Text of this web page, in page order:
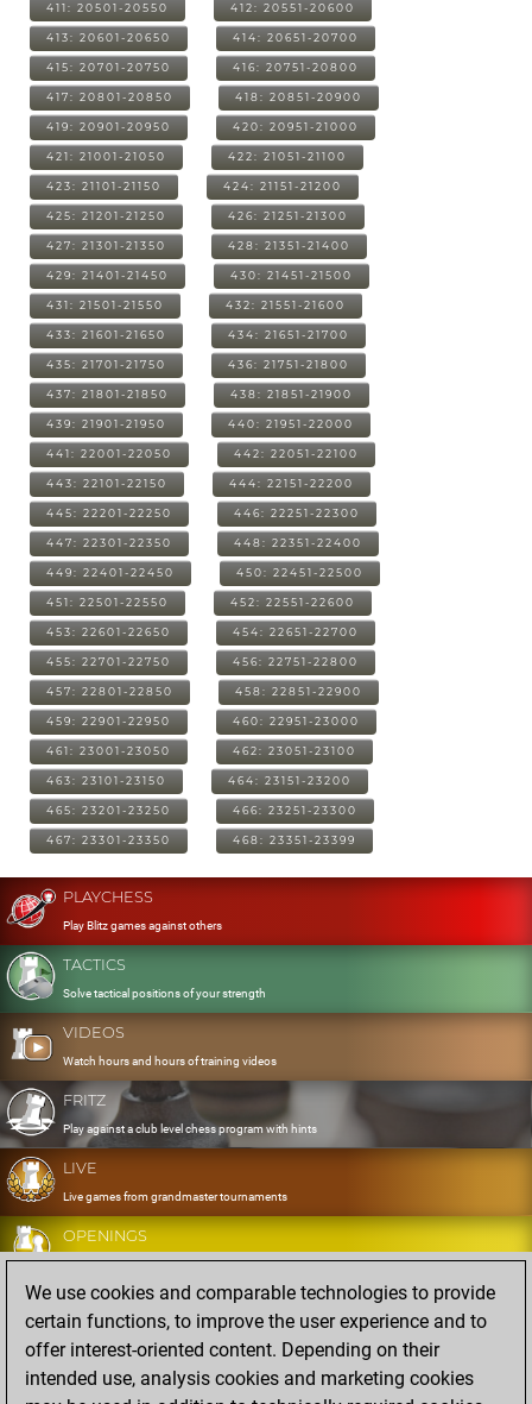
411: 20501-20550 412: 20551-20600
413: 20601-20650 414: 20651-20700
415: 20701-20750 416: 20751-20800
417: 20801-20850 418: 20851-20900
419: 20901-20950 420: 20951-21000
421: 21001-21050 422: 21051-21100
423: 21101-21150 424: 21151-21200
425: 21201-21250 426: 21251-21300
427: 21301-21350 428: 21351-21400
429: 21401-21450 430: 21451-21500
431: 21501-21550 432: 21551-21600
433: 21601-21650 434: 21651-21700
435: 21701-21750 436: 21751-21800
437: 21801-21850 438: 21851-21900
439: 21901-21950 440: 21951-22000
441: 22001-22050 442: 22051-22100
443: 22101-22150 444: 22151-22200
445: 22201-22250 446: 22251-22300
447: 22301-22350 448: 22351-22400
449: 22401-22450 450: 22451-22500
451: 22501-22550 452: 22551-22600
453: 22601-22650 454: 22651-22700
455: 22701-22750 456: 22751-22800
457: 22801-22850 458: 22851-22900
459: 22901-22950 460: 22951-23000
461: 23001-23050 462: 23051-23100
463: 23101-23150 464: 23151-23200
465: 23201-23250 466: 23251-23300
467: 23301-23350 468: 23351-23399
PLAYCHESS
Play Blitz games against others
TACTICS
Solve tactical positions of your strength
VIDEOS
Watch hours and hours of training videos
FRITZ
Play against a club level chess program with hints
LIVE
Live games from grandmaster tournaments
OPENINGS
Develop and exercise your openings
DATABASE
Eight million strong games
MYGAMES
Store and analyse your own games in the cloud
We use cookies and comparable technologies to provide
certain functions, to improve the user experience and to
offer interest-oriented content. Depending on their
intended use, analysis cookies and marketing cookies